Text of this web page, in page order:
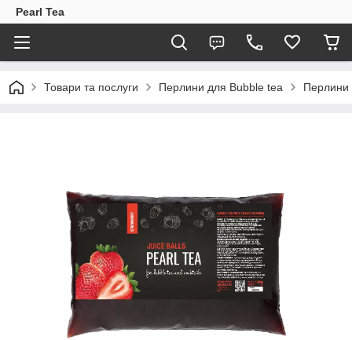
Pearl Tea
Товари та послуги Перлини для Bubble tea Перлини